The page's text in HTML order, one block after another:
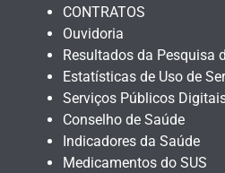
CONTRATOS
Ouvidoria
Resultados da Pesquisa
Estatísticas de Uso de
Serviços Públicos
Conselho de Saúde
Indicadores da Saúde
Medicamentos do SUS